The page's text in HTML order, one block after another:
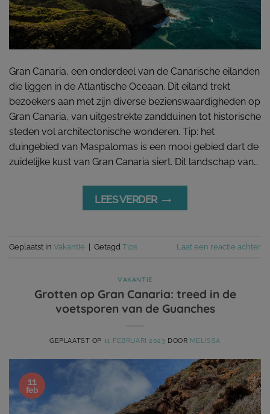
Gran Canaria, een onderdeel van de Canarische eilanden
die liggen in de Atlantische Oceaan. Dit eiland trekt
bezoekers aan met zijn diverse bezienswaardigheden op
Gran Canaria, van uitgestrekte zandduinen tot historische
steden vol architectonische wonderen. Tip: het
duingebied van Maspalomas is een mooi gebied dart de
zuidelijke kust van Gran Canaria siert. Dit landschap van…
LEES VERDER →
Geplaatst in Vakantie | Getagd Tips Laat een reactie achter
VAKANTIE
Grotten op Gran Canaria: treed in de
voetsporen van de Guanches
GEPLAATST OP 11 FEBRUARI 2023 DOOR MELISSA
11
feb